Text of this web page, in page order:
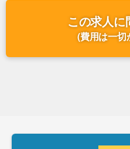
この求人に
(費用は一切